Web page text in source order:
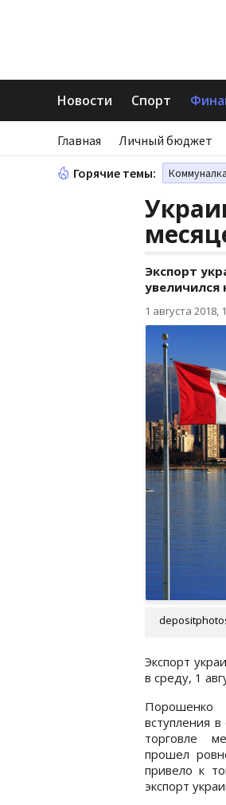
Новости Спорт
Главная Личный бюджет
Горячие темы: Коммуналка
Экспорт
увеличился
1 августа 2018,
Экспорт
в среду, 1
вступления
торговле
прошел
привело к
экспорт